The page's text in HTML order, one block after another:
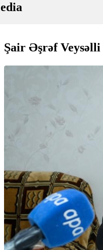
Media
Şair Əşrəf Veysəlli